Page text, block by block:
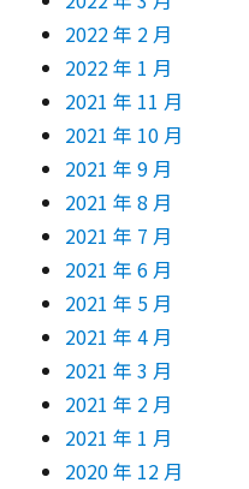
2022 年 2 月
2022 年 1 月
2021 年 11 月
2021 年 10 月
2021 年 9 月
2021 年 8 月
2021 年 7 月
2021 年 6 月
2021 年 5 月
2021 年 4 月
2021 年 3 月
2021 年 2 月
2021 年 1 月
2020 年 12 月